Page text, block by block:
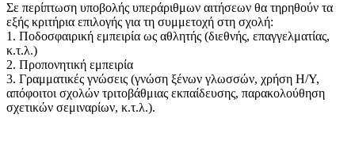
Σε περίπτωση υποβολής υπεράριθμων αιτήσεων θα τηρηθούν τα
εξής κριτήρια επιλογής για τη συμμετοχή στη σχολή:
1. Ποδοσφαιρική εμπειρία ως αθλητής (διεθνής, επαγγελματίας,
κ.τ.λ.)
2. Προπονητική εμπειρία
3. Γραμματικές γνώσεις (γνώση ξένων γλωσσών, χρήση Η/Υ,
απόφοιτοι σχολών τριτοβάθμιας εκπαίδευσης, παρακολούθηση
σχετικών σεμιναρίων, κ.τ.λ.).